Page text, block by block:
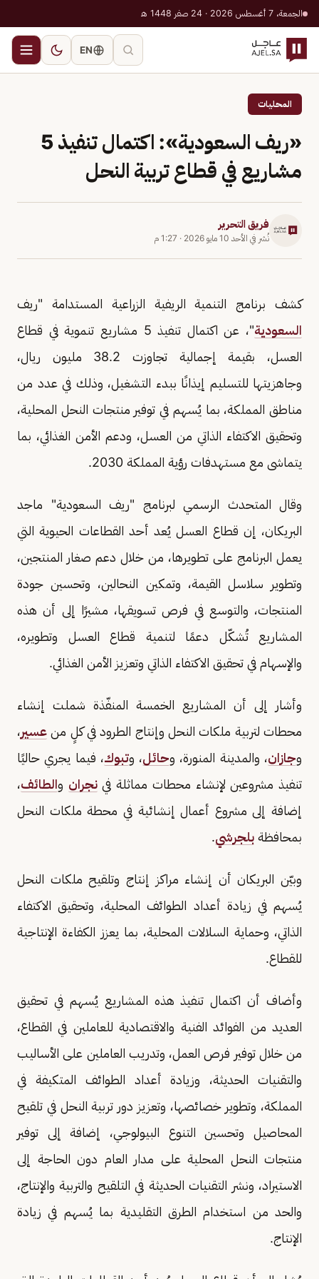
الجمعة، 7 أغسطس 2026 · 24 صفر 1448 هـ
EN
المحليات
«ريف السعودية»: اكتمال تنفيذ 5
مشاريع في قطاع تربية النحل
فريق التحرير
نُشر في الأحد 10 مايو 2026 · 1:27 م
كشف برنامج التنمية الريفية الزراعية المستدامة "ريف
السعودية
"، عن اكتمال تنفيذ 5 مشاريع تنموية في قطاع
العسل، بقيمة إجمالية تجاوزت 38.2 مليون ريال،
وجاهزيتها للتسليم إيذانًا ببدء التشغيل، وذلك في عدد من
مناطق المملكة، بما يُسهم في توفير منتجات النحل المحلية،
وتحقيق الاكتفاء الذاتي من العسل، ودعم الأمن الغذائي، بما
يتماشى مع مستهدفات رؤية المملكة 2030.
وقال المتحدث الرسمي لبرنامج "ريف السعودية" ماجد
البريكان، إن قطاع العسل يُعد أحد القطاعات الحيوية التي
يعمل البرنامج على تطويرها، من خلال دعم صغار المنتجين،
وتطوير سلاسل القيمة، وتمكين النحالين، وتحسين جودة
المنتجات، والتوسع في فرص تسويقها، مشيرًا إلى أن هذه
المشاريع تُشكّل دعمًا لتنمية قطاع العسل وتطويره،
والإسهام في تحقيق الاكتفاء الذاتي وتعزيز الأمن الغذائي.
وأشار إلى أن المشاريع الخمسة المنفّذة شملت إنشاء
محطات لتربية ملكات النحل وإنتاج الطرود في كلٍ من عسير،
وجازان، والمدينة المنورة، وحائل، وتبوك، فيما يجري حاليًا
تنفيذ مشروعين لإنشاء محطات مماثلة فينجران والطائف،
إضافة إلى مشروع أعمال إنشائية في محطة ملكات النحل
بمحافظة بلجرشي.
وبيّن البريكان أن إنشاء مراكز إنتاج وتلقيح ملكات النحل
يُسهم في زيادة أعداد الطوائف المحلية، وتحقيق الاكتفاء
الذاتي، وحماية السلالات المحلية، بما يعزز الكفاءة الإنتاجية
للقطاع.
وأضاف أن اكتمال تنفيذ هذه المشاريع يُسهم في تحقيق
العديد من الفوائد الفنية والاقتصادية للعاملين في القطاع،
من خلال توفير فرص العمل، وتدريب العاملين على الأساليب
والتقنيات الحديثة، وزيادة أعداد الطوائف المتكيفة في
المملكة، وتطوير خصائصها، وتعزيز دور تربية النحل في تلقيح
المحاصيل وتحسين التنوع البيولوجي، إضافة إلى توفير
منتجات النحل المحلية على مدار العام دون الحاجة إلى
الاستيراد، ونشر التقنيات الحديثة في التلقيح والتربية والإنتاج،
والحد من استخدام الطرق التقليدية بما يُسهم في زيادة
الإنتاج.